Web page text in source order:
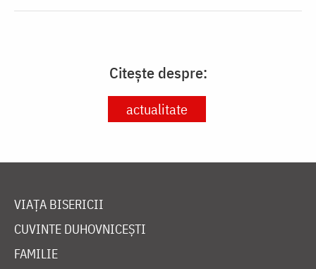
Citește despre:
actualitate
VIAȚA BISERICII
CUVINTE DUHOVNICEȘTI
FAMILIE